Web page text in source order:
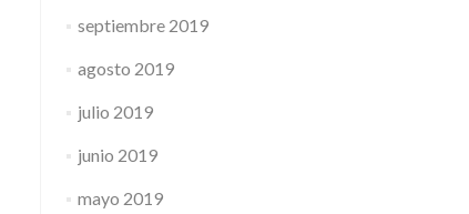
septiembre 2019
agosto 2019
julio 2019
junio 2019
mayo 2019